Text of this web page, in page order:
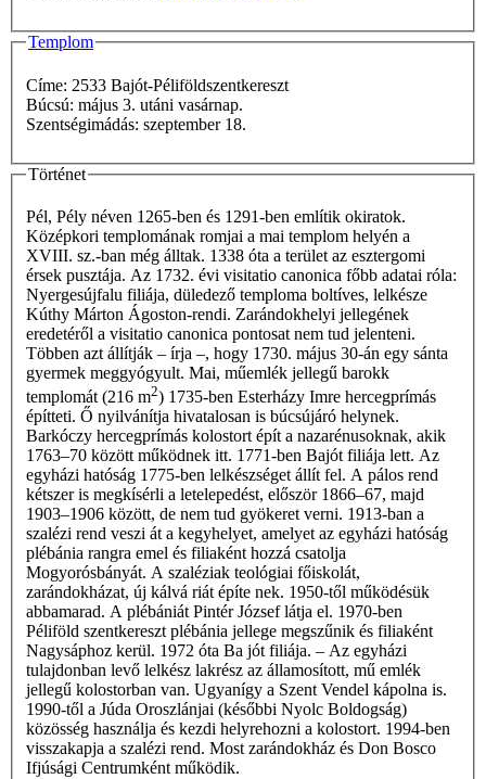
Templom
Címe: 2533 Bajót-Péliföldszentkereszt
Búcsú: május 3. utáni vasárnap.
Szentségimádás: szeptember 18.
Történet
Pél, Pély néven 1265-ben és 1291-ben említik okiratok.
Középkori templomának romjai a mai templom helyén a
XVIII. sz.-ban még álltak. 1338 óta a terület az esztergomi
érsek pusztája. Az 1732. évi visitatio canonica főbb adatai róla:
Nyergesújfalu filiája, düledező temploma boltíves, lelkésze
Kúthy Márton Ágoston-rendi. Zarándokhelyi jellegének
eredetéről a visitatio canonica pontosat nem tud jelenteni.
Többen azt állítják – írja –, hogy 1730. május 30-án egy sánta
gyermek meggyógyult. Mai, műemlék jellegű barokk
templomát (216 m2) 1735-ben Esterházy Imre hercegprímás
építteti. Ő nyilvánítja hivatalosan is búcsújáró helynek.
Barkóczy hercegprímás kolostort épít a nazarénusoknak, akik
1763–70 között működnek itt. 1771-ben Bajót filiája lett. Az
egyházi hatóság 1775-ben lelkészséget állít fel. A pálos rend
kétszer is megkísérli a letelepedést, először 1866–67, majd
1903–1906 között, de nem tud gyökeret verni. 1913-ban a
szalézi rend veszi át a kegyhelyet, amelyet az egyházi hatóság
plébánia rangra emel és filiaként hozzá­ csa­tolja
Mogyorósbányát. A szaléziak teológiai főiskolát,
zarándokházat, új kálvá­ riát építe­ nek. 1950-től működésük
abbamarad. A plébániát Pintér József látja el. 1970-ben
Péliföld­ szentkereszt plébánia jellege megszűnik és filiaként
Nagysáphoz kerül. 1972 óta Ba­ jót filiája. – Az egyházi
tulajdonban levő lelkész­ lakrész az államosított, mű­ emlék
jellegű ko­lostorban van. Ugyanígy a Szent Vendel kápolna is.
1990-től a Júda Oroszlánjai (későbbi Nyolc Boldogság)
közösség használja és kezdi helyrehozni a kolostort. 1994-ben
visszakapja a szalézi rend. Most zarándokház és Don Bosco
Ifjúsági Centrumként működik.